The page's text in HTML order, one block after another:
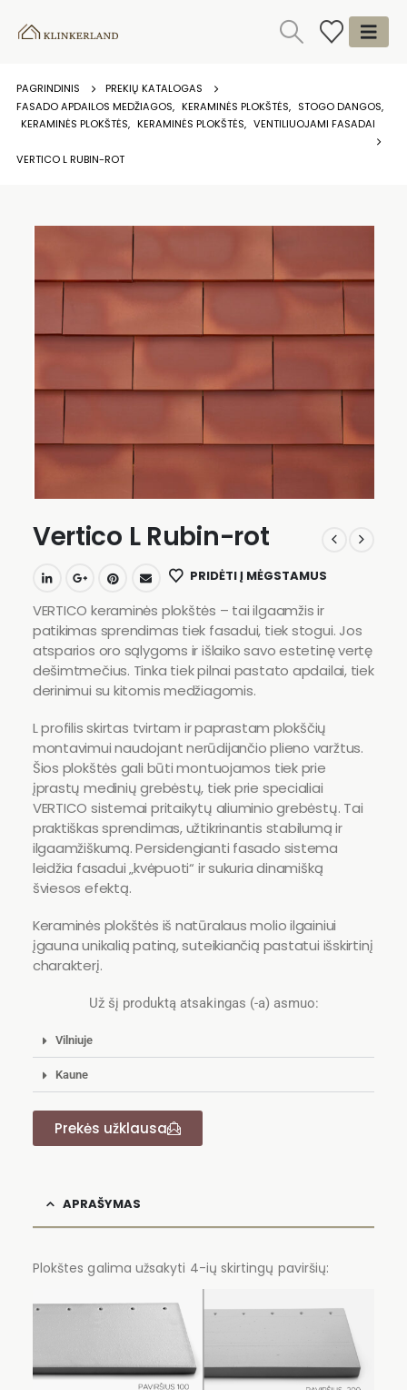
PAGRINDINIS
PREKIŲ KATALOGAS
FASADO APDAILOS MEDŽIAGOS, KERAMINĖS PLOKŠTĖS, STOGO DANGOS,
KERAMINĖS PLOKŠTĖS, KERAMINĖS PLOKŠTĖS, VENTILIUOJAMI FASADAI
VERTICO L RUBIN-ROT
Vertico L Rubin-rot
PRIDĖTI Į MĖGSTAMUS
VERTICO keraminės plokštės – tai ilgaamžis ir
patikimas sprendimas tiek fasadui, tiek stogui. Jos
atsparios oro sąlygoms ir išlaiko savo estetinę vertę
dešimtmečius. Tinka tiek pilnai pastato apdailai, tiek
derinimui su kitomis medžiagomis.
L profilis skirtas tvirtam ir paprastam plokščių
montavimui naudojant nerūdijančio plieno varžtus.
Šios plokštės gali būti montuojamos tiek prie
įprastų medinių grebėstų, tiek prie specialiai
VERTICO sistemai pritaikytų aliuminio grebėstų. Tai
praktiškas sprendimas, užtikrinantis stabilumą ir
ilgaamžiškumą. Persidengianti fasado sistema
leidžia fasadui „kvėpuoti“ ir sukuria dinamišką
šviesos efektą.
Keraminės plokštės iš natūralaus molio ilgainiui
įgauna unikalią patiną, suteikiančią pastatui išskirtinį
charakterį.
Už šį produktą atsakingas (-a) asmuo:
Vilniuje
Kaune
Prekės užklausa
APRAŠYMAS
Plokštes galima užsakyti 4-ių skirtingų paviršių: